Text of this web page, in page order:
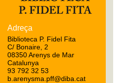
Adreça
Biblioteca P. Fidel Fita
C/ Bonaire, 2
08350 Arenys de Mar
Catalunya
93 792 32 53
b.arenysma.pff@diba.cat